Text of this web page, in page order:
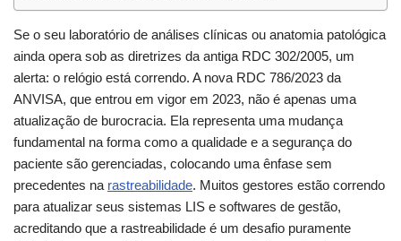
Se o seu laboratório de análises clínicas ou anatomia patológica
ainda opera sob as diretrizes da antiga RDC 302/2005, um
alerta: o relógio está correndo. A nova RDC 786/2023 da
ANVISA, que entrou em vigor em 2023, não é apenas uma
atualização de burocracia. Ela representa uma mudança
fundamental na forma como a qualidade e a segurança do
paciente são gerenciadas, colocando uma ênfase sem
precedentes na rastreabilidade. Muitos gestores estão correndo
para atualizar seus sistemas LIS e softwares de gestão,
acreditando que a rastreabilidade é um desafio puramente